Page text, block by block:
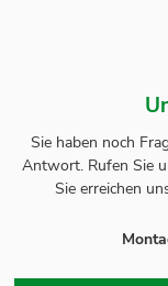
Sie haben noch
Antwort. Rufen Sie
Sie erreichen